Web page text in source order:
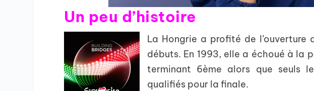
Un peu d’histoire
La Hongrie a profité de l’ouverture
débuts. En 1993, elle a échoué à la
terminant 6ème alors que seuls
qualifiés pour la finale.